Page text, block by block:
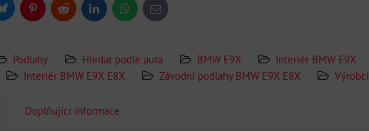
BlueskyPinterestReddit LinkedInWhatsApp
E-
mail
Podlahy Hledat podle auta BMW E9X Interiér BMW E9X
Interiér BMW E9X E8X Závodní podlahy BMW E9X E8X Výrobci
Doplňující informace